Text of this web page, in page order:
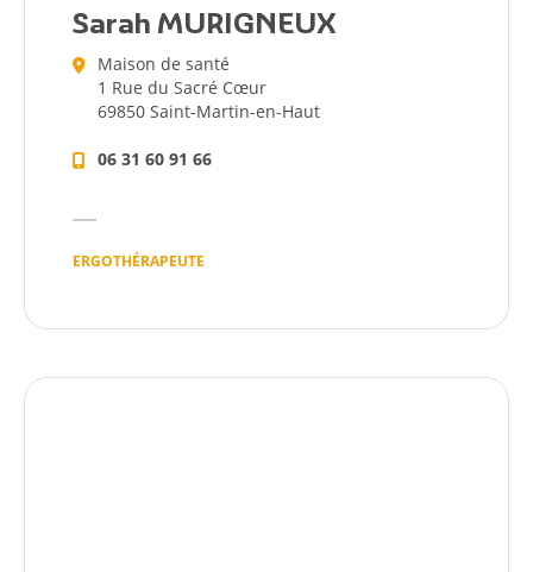
Sarah MURIGNEUX
Maison de santé
1 Rue du Sacré Cœur
69850 Saint-Martin-en-Haut
06 31 60 91 66
ERGOTHÉRAPEUTE